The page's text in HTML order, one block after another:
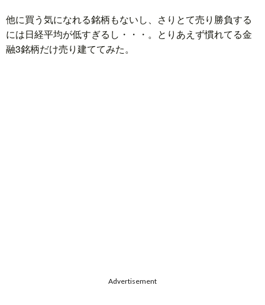
他に買う気になれる銘柄もないし、さりとて売り勝負する
には日経平均が低すぎるし・・・。とりあえず慣れてる金
融3銘柄だけ売り建ててみた。
Advertisement